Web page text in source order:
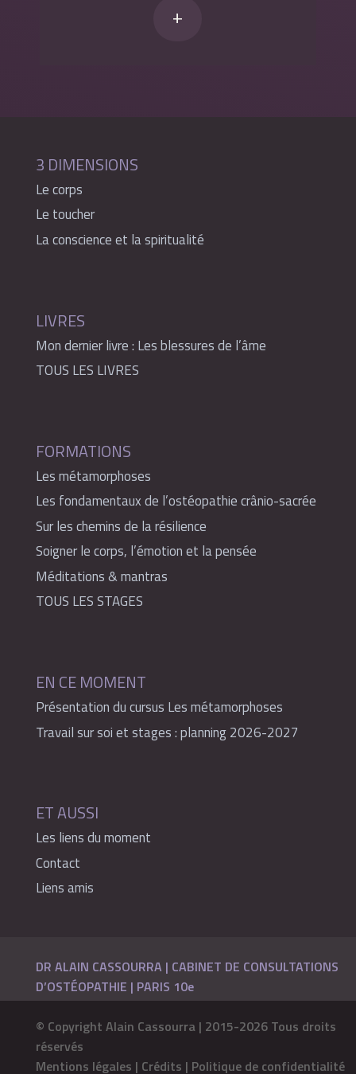
+
3 DIMENSIONS
Le corps
Le toucher
La conscience et la spiritualité
LIVRES
Mon dernier livre : Les blessures de l’âme
TOUS LES LIVRES
FORMATIONS
Les métamorphoses
Les fondamentaux de l’ostéopathie crânio-sacrée
Sur les chemins de la résilience
Soigner le corps, l’émotion et la pensée
Méditations & mantras
TOUS LES STAGES
EN CE MOMENT
Présentation du cursus Les métamorphoses
Travail sur soi et stages : planning 2026-2027
ET AUSSI
Les liens du moment
Contact
Liens amis
DR ALAIN CASSOURRA | CABINET DE CONSULTATIONS
D’OSTÉOPATHIE | PARIS 10e
© Copyright Alain Cassourra | 2015-2026 Tous droits
réservés
Mentions légales | Crédits | Politique de confidentialité